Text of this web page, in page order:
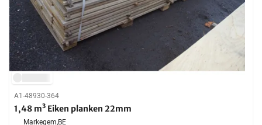
A1-48930-364
1,48 m³ Eiken planken 22mm
Markegem,BE